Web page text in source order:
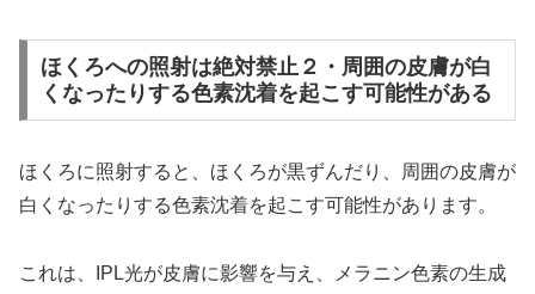
ほくろへの照射は絶対禁止２・周囲の皮膚が白
くなったりする色素沈着を起こす可能性がある
ほくろに照射すると、ほくろが黒ずんだり、周囲の皮膚が
白くなったりする色素沈着を起こす可能性があります。
これは、IPL光が皮膚に影響を与え、メラニン色素の生成